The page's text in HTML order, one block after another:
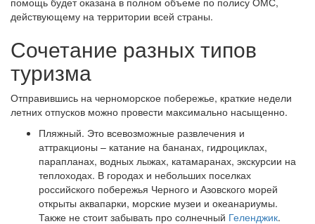
действующему на территории всей страны.
Сочетание разных типов
туризма
Отправившись на черноморское побережье, краткие недели
летних отпусков можно провести максимально насыщенно.
Пляжный. Это всевозможные развлечения и
аттракционы – катание на бананах, гидроциклах,
парапланах, водных лыжах, катамаранах, экскурсии на
теплоходах. В городах и небольших поселках
российского побережья Черного и Азовского морей
открыты аквапарки, морские музеи и океанариумы.
Также не стоит забывать про солнечный Геленджик.